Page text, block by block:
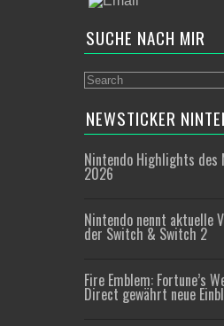
SUCHE NACH MIR
NEWSTICKER
Nintendo Highlights des
2026
Nintendo nennt aktuelle
der Switch & Switch 2
Fire Emblem: Fortune’s
Direct gewährt neue